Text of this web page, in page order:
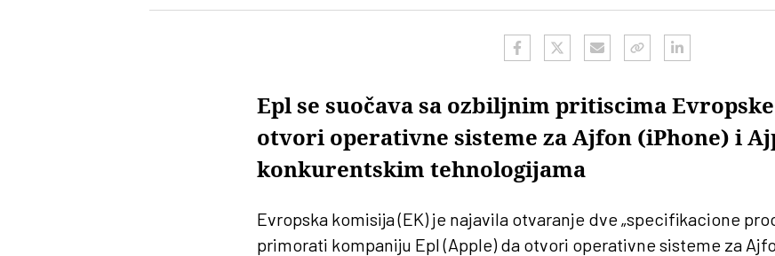
Epl se suočava sa ozbiljnim pritiscima
otvori operativne sisteme za Ajfon (iPhone) i
konkurentskim tehnologijama
Evropska komisija (EK) je najavila otvaranje dve „specifikacione
primorati kompaniju Epl (Apple) da otvori operativne sisteme za